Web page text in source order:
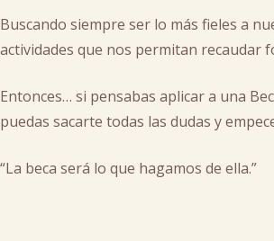
Buscando siempre ser lo más fieles a
actividades que nos permitan recaudar
Entonces… si pensabas aplicar a una
puedas sacarte todas las dudas y
“La beca será lo que hagamos de ella.”